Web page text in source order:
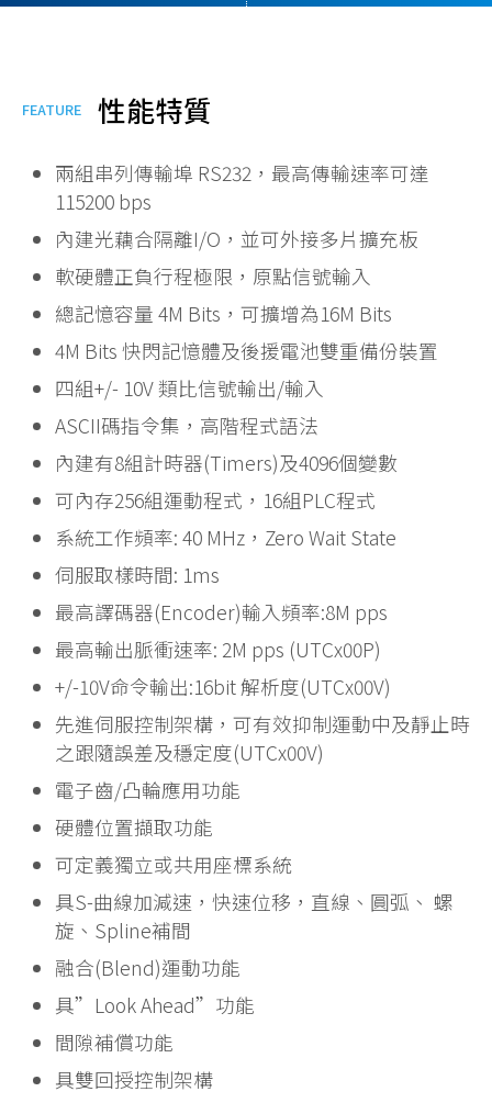
FEATURE 性能特質
兩組串列傳輸埠 RS232，最高傳輸速率可達
115200 bps
內建光藕合隔離I/O，並可外接多片擴充板
軟硬體正負行程極限，原點信號輸入
總記憶容量 4M Bits，可擴增為16M Bits
4M Bits 快閃記憶體及後援電池雙重備份裝置
四組+/- 10V 類比信號輸出/輸入
ASCII碼指令集，高階程式語法
內建有8組計時器(Timers)及4096個變數
可內存256組運動程式，16組PLC程式
系統工作頻率: 40 MHz，Zero Wait State
伺服取樣時間: 1ms
最高譯碼器(Encoder)輸入頻率:8M pps
最高輸出脈衝速率: 2M pps (UTCx00P)
+/-10V命令輸出:16bit 解析度(UTCx00V)
先進伺服控制架構，可有效抑制運動中及靜止時
之跟隨誤差及穩定度(UTCx00V)
電子齒/凸輪應用功能
硬體位置擷取功能
可定義獨立或共用座標系統
具S-曲線加減速，快速位移，直線、圓弧、 螺
旋、Spline補間
融合(Blend)運動功能
具”Look Ahead”功能
間隙補償功能
具雙回授控制架構